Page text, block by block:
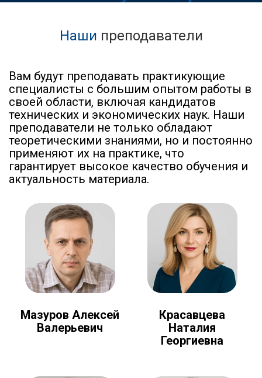
Наши преподаватели
Вам будут преподавать практикующие
специалисты с большим опытом работы в
своей области, включая кандидатов
технических и экономических наук. Наши
преподаватели не только обладают
теоретическими знаниями, но и постоянно
применяют их на практике, что
гарантирует высокое качество обучения и
актуальность материала.
Мазуров Алексей
Валерьевич
Красавцева
Наталия
Георгиевна